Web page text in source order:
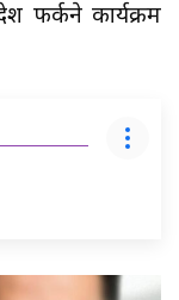
फर्कने कार्यक्रम